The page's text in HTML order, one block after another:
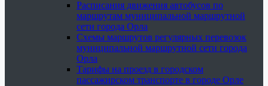
Расписания движения автобусов по
маршрутам муниципальной маршрутной
сети города Орла
Схемы маршрутов регулярных перевозок
муниципальной маршрутной сети города
Орла
Тарифы на проезд в городском
пассажирском транспорте в городе Орле